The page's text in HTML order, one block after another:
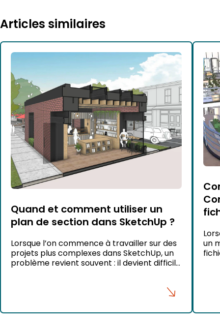
Articles similaires
Quand et comment utiliser un
plan de section dans SketchUp ?
Lorsque l’on commence à travailler sur des
projets plus complexes dans SketchUp, un
problème revient souvent : il devient difficile
meuble intégré, vous finissez rapidement
un